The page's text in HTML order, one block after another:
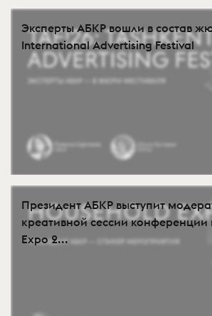
Эксперты АБКР вошли в состав
International Advertising Festival
Президент АБКР выступит
креативной сессии конференции
Expo 2...